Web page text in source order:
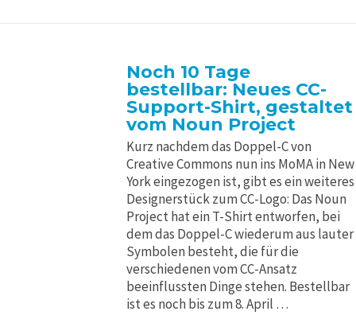
Noch 10 Tage
bestellbar: Neues CC-
Support-Shirt, gestaltet
vom Noun Project
Kurz nachdem das Doppel-C von
Creative Commons nun ins MoMA in New
York eingezogen ist, gibt es ein weiteres
Designerstück zum CC-Logo: Das Noun
Project hat ein T-Shirt entworfen, bei
dem das Doppel-C wiederum aus lauter
Symbolen besteht, die für die
verschiedenen vom CC-Ansatz
beeinflussten Dinge stehen. Bestellbar
ist es noch bis zum 8. April …